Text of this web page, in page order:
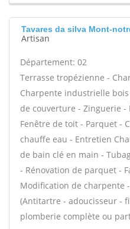
Tavares da silva Mont-
Artisan
Département: 02
Terrasse tropézienne -
Charpente industrielle
de couverture - Zinguerie -
Fenêtre de toit - Parquet -
chauffe eau - Entretien
de bain clé en main -
- Rénovation de parquet -
Modification de charpente
(Antitartre - adoucisseur -
plomberie complète ou